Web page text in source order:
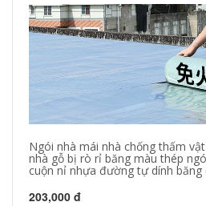
Ngói nhà mái nhà chống thấm
nhà gỗ bị rò rỉ băng màu thép
cuộn nỉ nhựa đường tự dính băng
203,000 đ